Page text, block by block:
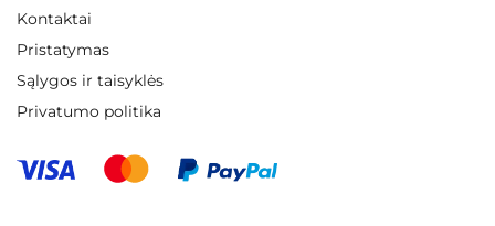
Kontaktai
Pristatymas
Sąlygos ir taisyklės
Privatumo politika